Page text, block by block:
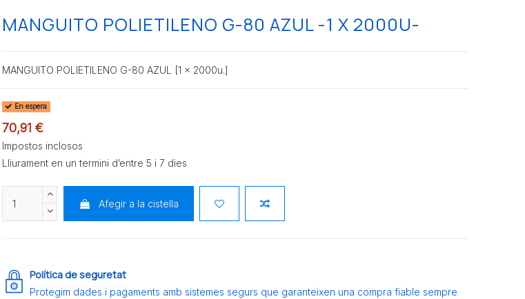
MANGUITO POLIETILENO G-80 AZUL -1 X 2000U-
MANGUITO POLIETILENO G-80 AZUL [1 x 2000u.]
En espera
70,91 €
Impostos inclosos
Lliurament en un termini d’entre 5 i 7 dies
Afegir a la cistella
Política de seguretat
Protegim dades i pagaments amb sistemes segurs que garanteixen una compra fiable sempre